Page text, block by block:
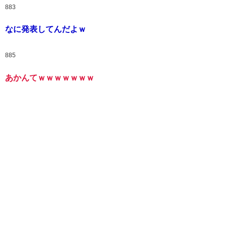
883
なに発表してんだよｗ
885
あかんてｗｗｗｗｗｗｗ